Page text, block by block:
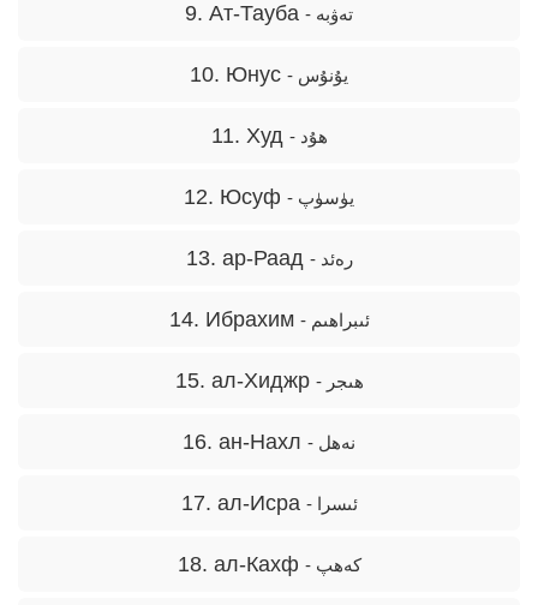
9. Ат-Тауба - تەۋبە
10. Юнус - يۇنۇس
11. Худ - ھۇد
12. Юсуф - يۈسۈپ
13. ар-Раад - رەئد
14. Ибрахим - ئىبراھىم
15. ал-Хиджр - ھىجر
16. ан-Нахл - نەھل
17. ал-Исра - ئىسرا
18. ал-Кахф - كەھپ